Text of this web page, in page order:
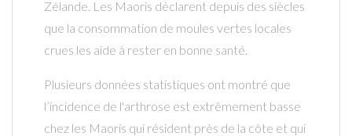
Zélande. Les Maoris déclarent depuis des siècles
que la consommation de moules vertes locales
crues les aide à rester en bonne santé.
Plusieurs données statistiques ont montré que
l’incidence de l'arthrose est extrêmement basse
chez les Maoris qui résident près de la côte et qui